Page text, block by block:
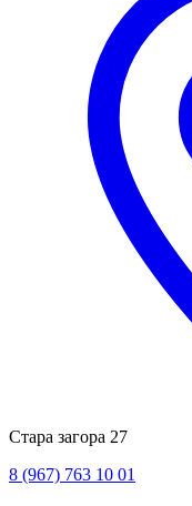
Стара загора 27
8 (967) 763 10 01